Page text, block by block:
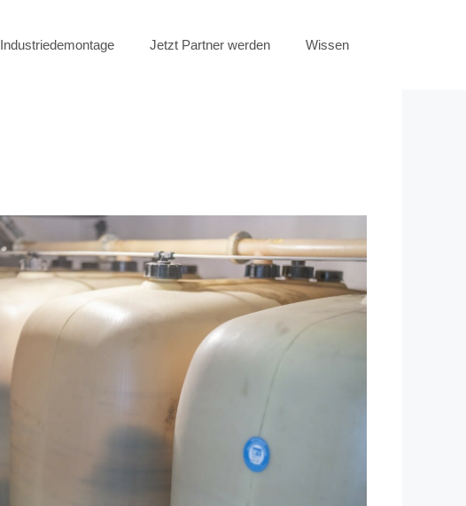
Industriedemontage Jetzt Partner werden Wissen